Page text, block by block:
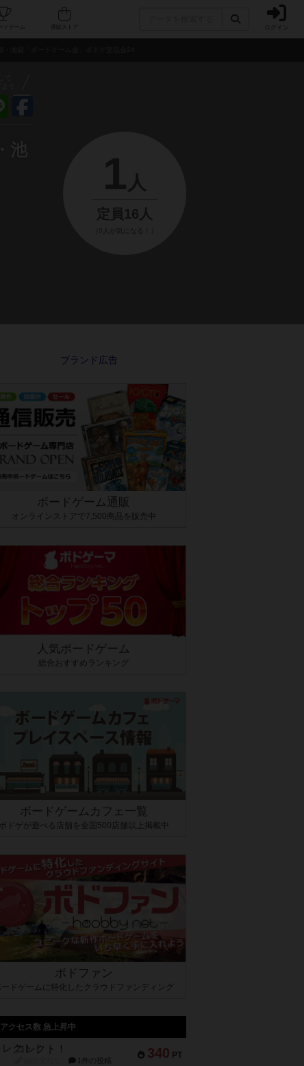
人気ボードゲーム ログイン
池
1 人
定員16人
（0人が気になる！）
ボードゲーム通販
オンラインストアで7,500商品を販売中
人気ボードゲーム
総合おすすめランキング
ボードゲームカフェ一覧
ボドゲが遊べる店舗を全国500店舗以上掲載中
ボドファン
ードゲームに特化したクラウドファンディング
アクセス数 急上昇中
340 PT
コレクト！
1件の投稿